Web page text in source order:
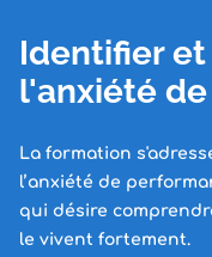
Identifier
l'anxiété
La formation
l’anxiété de
qui désire
le vivent fortement.